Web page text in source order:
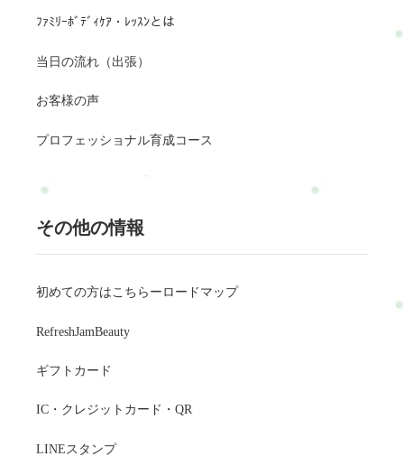
ﾌｧﾐﾘｰﾎﾞﾃﾞｨｹｱ・ﾚｯｽﾝとは
当日の流れ（出張）
お客様の声
プロフェッショナル育成コース
その他の情報
初めての方はこちらーロードマップ
RefreshJamBeauty
ギフトカード
IC・クレジットカード・QR
LINEスタンプ